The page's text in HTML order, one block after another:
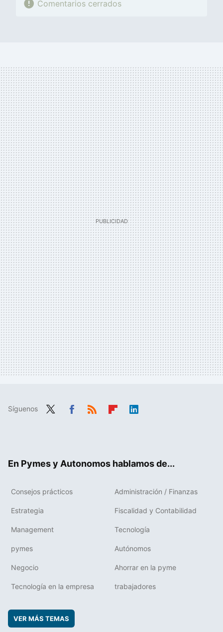
Comentarios cerrados
Síguenos
En Pymes y Autonomos hablamos de...
Consejos prácticos Administración / Finanzas
Estrategia Fiscalidad y Contabilidad
Management Tecnología
pymes Autónomos
Negocio Ahorrar en la pyme
Tecnología en la empresa trabajadores
VER MÁS TEMAS